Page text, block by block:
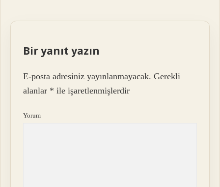
Bir yanıt yazın
E-posta adresiniz yayınlanmayacak. Gerekli
alanlar * ile işaretlenmişlerdir
Yorum